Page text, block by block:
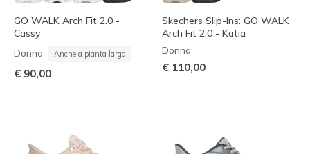
GO WALK Arch Fit 2.0 -
Cassy
Donna Anche a pianta larga
€ 90,00
Skechers Slip-Ins: GO WALK
Arch Fit 2.0 - Katia
Donna
€ 110,00